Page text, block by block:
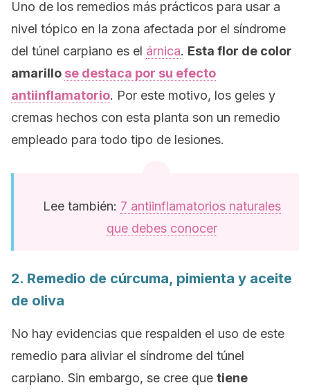
Uno de los remedios más prácticos para usar a
nivel tópico en la zona afectada por el síndrome
del túnel carpiano es el árnica. Esta flor de color
amarillo se destaca por su efecto
antiinflamatorio. Por este motivo, los geles y
cremas hechos con esta planta son un remedio
empleado para todo tipo de lesiones.
Lee también: 7 antiinflamatorios naturales
que debes conocer
2. Remedio de cúrcuma, pimienta y aceite
de oliva
No hay evidencias que respalden el uso de este
remedio para aliviar el síndrome del túnel
carpiano. Sin embargo, se cree que tiene